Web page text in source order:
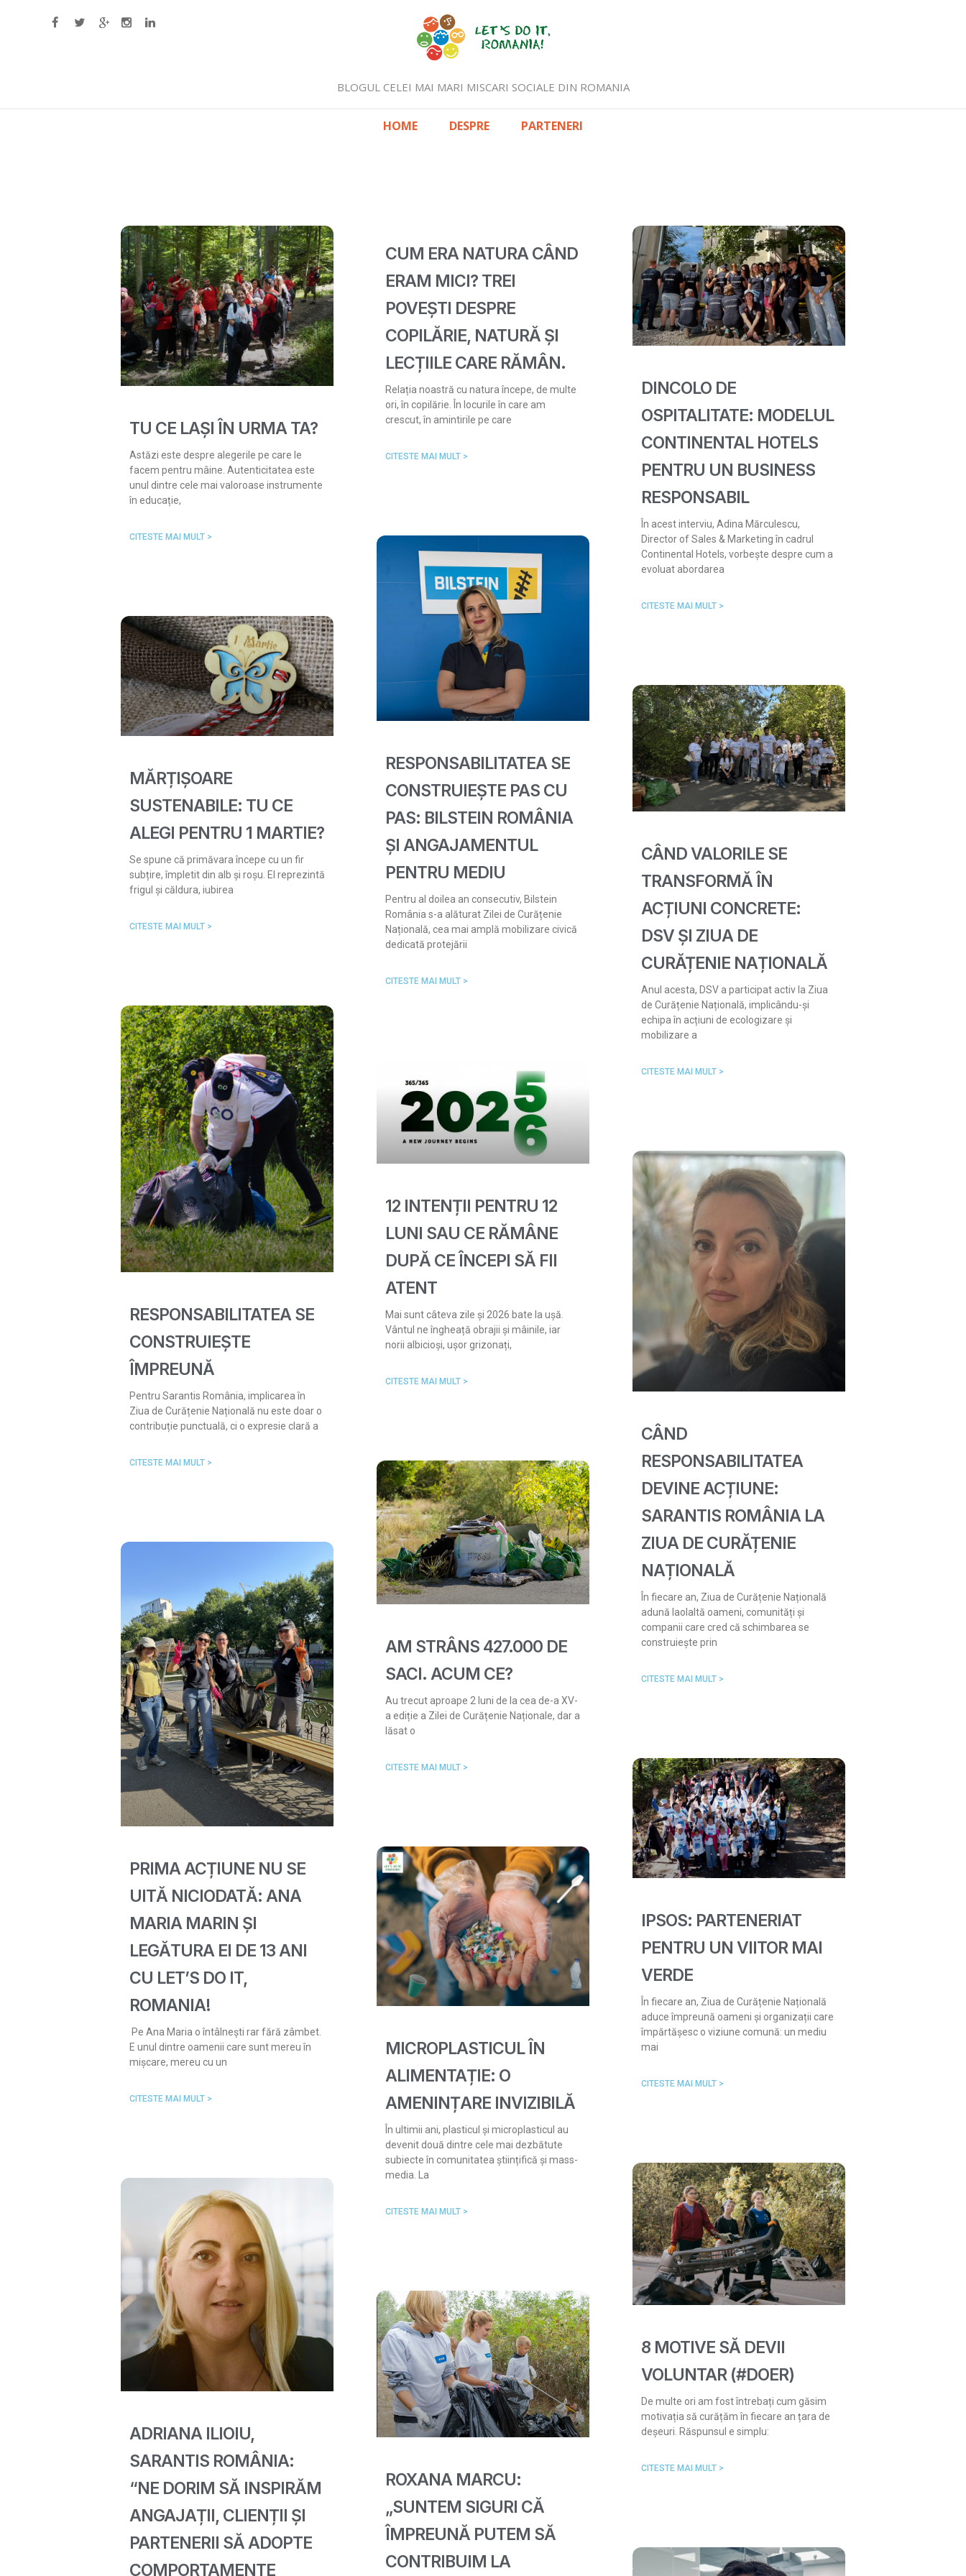
BLOGUL CELEI MAI MARI MISCARI SOCIALE DIN ROMANIA
HOME DESPRE PARTENERI
TU CE LAȘI ÎN URMA TA?
Astăzi este despre alegerile pe care le
facem pentru mâine. Autenticitatea este
unul dintre cele mai valoroase instrumente
în educație,
CITESTE MAI MULT >
CUM ERA NATURA CÂND
ERAM MICI? TREI
POVEȘTI DESPRE
COPILĂRIE, NATURĂ ȘI
LECȚIILE CARE RĂMÂN.
Relația noastră cu natura începe, de multe
ori, în copilărie. În locurile în care am
crescut, în amintirile pe care
CITESTE MAI MULT >
DINCOLO DE
OSPITALITATE: MODELUL
CONTINENTAL HOTELS
PENTRU UN BUSINESS
RESPONSABIL
În acest interviu, Adina Mărculescu,
Director of Sales & Marketing în cadrul
Continental Hotels, vorbește despre cum a
evoluat abordarea
CITESTE MAI MULT >
MĂRȚIȘOARE
SUSTENABILE: TU CE
ALEGI PENTRU 1 MARTIE?
Se spune că primăvara începe cu un fir
subțire, împletit din alb și roșu. El reprezintă
frigul și căldura, iubirea
CITESTE MAI MULT >
RESPONSABILITATEA SE
CONSTRUIEȘTE PAS CU
PAS: BILSTEIN ROMÂNIA
ȘI ANGAJAMENTUL
PENTRU MEDIU
Pentru al doilea an consecutiv, Bilstein
România s-a alăturat Zilei de Curățenie
Națională, cea mai amplă mobilizare civică
dedicată protejării
CITESTE MAI MULT >
CÂND VALORILE SE
TRANSFORMĂ ÎN
ACȚIUNI CONCRETE:
DSV ȘI ZIUA DE
CURĂȚENIE NAȚIONALĂ
Anul acesta, DSV a participat activ la Ziua
de Curățenie Națională, implicându-și
echipa în acțiuni de ecologizare și
mobilizare a
CITESTE MAI MULT >
RESPONSABILITATEA SE
CONSTRUIEȘTE
ÎMPREUNĂ
Pentru Sarantis România, implicarea în
Ziua de Curățenie Națională nu este doar o
contribuție punctuală, ci o expresie clară a
CITESTE MAI MULT >
12 INTENȚII PENTRU 12
LUNI SAU CE RĂMÂNE
DUPĂ CE ÎNCEPI SĂ FII
ATENT
Mai sunt câteva zile și 2026 bate la ușă.
Vântul ne îngheață obrajii și mâinile, iar
norii albicioși, ușor grizonați,
CITESTE MAI MULT >
CÂND
RESPONSABILITATEA
DEVINE ACȚIUNE:
SARANTIS ROMÂNIA LA
ZIUA DE CURĂȚENIE
NAȚIONALĂ
În fiecare an, Ziua de Curățenie Națională
adună laolaltă oameni, comunități și
companii care cred că schimbarea se
construiește prin
CITESTE MAI MULT >
PRIMA ACȚIUNE NU SE
UITĂ NICIODATĂ: ANA
MARIA MARIN ȘI
LEGĂTURA EI DE 13 ANI
CU LET’S DO IT,
ROMANIA!
Pe Ana Maria o întâlnești rar fără zâmbet.
E unul dintre oamenii care sunt mereu în
mișcare, mereu cu un
CITESTE MAI MULT >
AM STRÂNS 427.000 DE
SACI. ACUM CE?
Au trecut aproape 2 luni de la cea de-a XV-
a ediție a Zilei de Curățenie Naționale, dar a
lăsat o
CITESTE MAI MULT >
IPSOS: PARTENERIAT
PENTRU UN VIITOR MAI
VERDE
În fiecare an, Ziua de Curățenie Națională
aduce împreună oameni și organizații care
împărtășesc o viziune comună: un mediu
mai
CITESTE MAI MULT >
ADRIANA ILIOIU,
SARANTIS ROMÂNIA:
“NE DORIM SĂ INSPIRĂM
ANGAJAȚII, CLIENȚII ȘI
PARTENERII SĂ ADOPTE
COMPORTAMENTE
MICROPLASTICUL ÎN
ALIMENTAȚIE: O
AMENINȚARE INVIZIBILĂ
În ultimii ani, plasticul și microplasticul au
devenit două dintre cele mai dezbătute
subiecte în comunitatea științifică și mass-
media. La
CITESTE MAI MULT >
8 MOTIVE SĂ DEVII
VOLUNTAR (#DOER)
De multe ori am fost întrebați cum găsim
motivația să curățăm în fiecare an țara de
deșeuri. Răspunsul e simplu:
CITESTE MAI MULT >
ROXANA MARCU:
„SUNTEM SIGURI CĂ
ÎMPREUNĂ PUTEM SĂ
CONTRIBUIM LA